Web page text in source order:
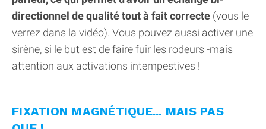
directionnel de qualité tout à fait correcte (vous le
verrez dans la vidéo). Vous pouvez aussi activer une
sirène, si le but est de faire fuir les rodeurs -mais
attention aux activations intempestives !
FIXATION MAGNÉTIQUE... MAIS PAS